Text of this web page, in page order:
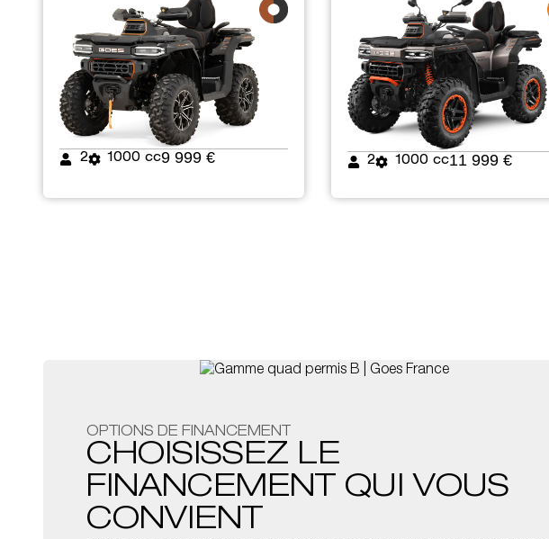
2 1000 cc9 999 € 2 1000 cc11 999 €
OPTIONS DE FINANCEMENT
CHOISISSEZ LE
FINANCEMENT QUI VOUS
CONVIENT